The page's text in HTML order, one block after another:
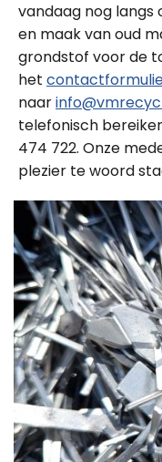
vandaag nog langs
en maak van oud
grondstof voor de
het
naar
telefonisch
474 722. Onze
plezier te woord